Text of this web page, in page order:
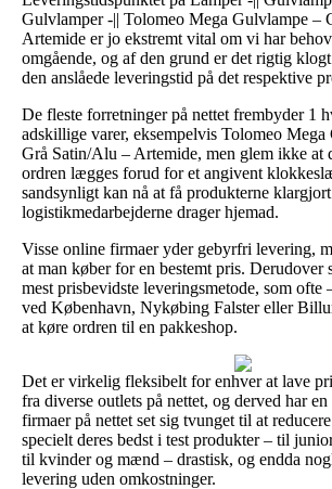
Gulvlamper -|| Tolomeo Mega Gulvlampe –
Artemide er jo ekstremt vital om vi har
omgående, og af den grund er det rigtig
den anslåede leveringstid på det respektive
De fleste forretninger på nettet frembyder 1
adskillige varer, eksempelvis Tolomeo
Grå Satin/Alu – Artemide, men glem ikke at
ordren lægges forud for et angivent
sandsynligt kan nå at få produkterne
logistikmedarbejderne drager hjemad.
Visse online firmaer yder gebyrfri levering,
at man køber for en bestemt pris. Derudover
mest prisbevidste leveringsmetode, som ofte
ved København, Nykøbing Falster eller
at køre ordren til en pakkeshop.
Det er virkelig fleksibelt for enhver at lave
fra diverse outlets på nettet, og derved har
firmaer på nettet set sig tvunget til at
specielt deres bedst i test produkter – til
til kvinder og mænd – drastisk, og endda
levering uden omkostninger.